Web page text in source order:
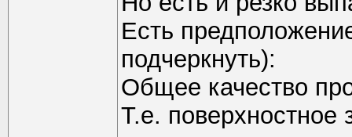
Есть
подчеркнуть):
Общее качество
Т.е. поверхностное